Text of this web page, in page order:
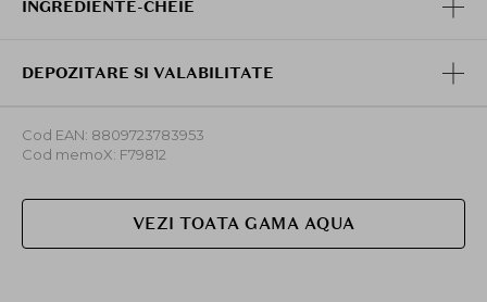
pentru pielea sensibila si iritata, crema ofera efecte
Mod de utilizare:
Dupa curatare aplicati o cantitate adecvata pe fata si
INGREDIENTE-CHEIE
DEPOZITARE SI VALABILITATE
Cod EAN: 8809723783953
Cod memoX: F79812
VEZI TOATA GAMA AQUA